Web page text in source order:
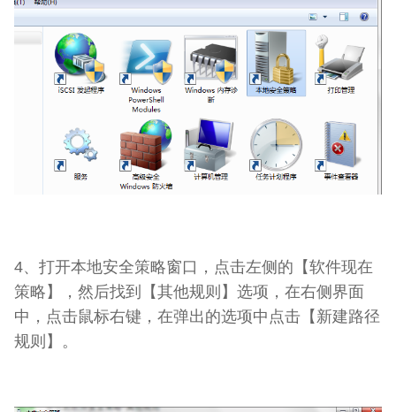
4、打开本地安全策略窗口，点击左侧的【软件现在
策略】，然后找到【其他规则】选项，在右侧界面
中，点击鼠标右键，在弹出的选项中点击【新建路径
规则】。